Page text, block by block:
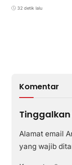
32 detik lalu
Komentar
Alamat email
yang wajib